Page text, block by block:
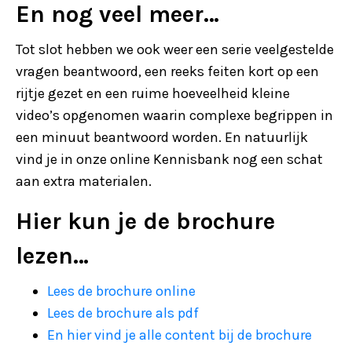
En nog veel meer…
Tot slot hebben we ook weer een serie veelgestelde
vragen beantwoord, een reeks feiten kort op een
rijtje gezet en een ruime hoeveelheid kleine
video’s opgenomen waarin complexe begrippen in
een minuut beantwoord worden. En natuurlijk
vind je in onze online Kennisbank nog een schat
aan extra materialen.
Hier kun je de brochure
lezen…
Lees de brochure online
Lees de brochure als pdf
En hier vind je alle content bij de brochure